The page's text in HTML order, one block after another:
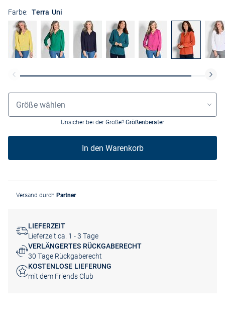
Farbe: Terra Uni
Größenauswahl
Größe wählen
Unsicher bei der Größe? Größenberater
In den Warenkorb
Versand durch Partner
LIEFERZEIT
Lieferzeit ca. 1 - 3 Tage
VERLÄNGERTES RÜCKGABERECHT
30 Tage Rückgaberecht
KOSTENLOSE LIEFERUNG
mit dem Friends Club